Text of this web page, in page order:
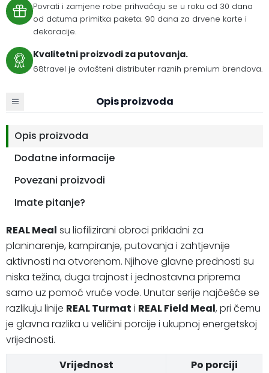
Povrati i zamjene robe prihvaćaju se u roku od 30 dana
od datuma primitka paketa. 90 dana za drvene karte i
dekoracije.
Kvalitetni proizvodi za putovanja.
68travel je ovlašteni distributer raznih premium brendova.
Opis proizvoda
Opis proizvoda
Dodatne informacije
Povezani proizvodi
Imate pitanje?
REAL Meal su liofilizirani obroci prikladni za
planinarenje, kampiranje, putovanja i zahtjevnije
aktivnosti na otvorenom. Njihove glavne prednosti su
niska težina, duga trajnost i jednostavna priprema
samo uz pomoć vruće vode. Unutar serije najčešće se
razlikuju linije REAL Turmat i REAL Field Meal, pri čemu
je glavna razlika u veličini porcije i ukupnoj energetskoj
vrijednosti.
Vrijednost
Po porciji